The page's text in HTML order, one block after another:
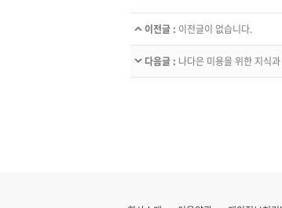
이전글 : 이전글이 없습니다.
다음글 : 나다은 미용을 위한 지식